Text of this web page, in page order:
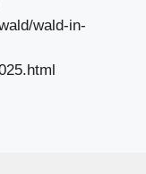
wald-in-